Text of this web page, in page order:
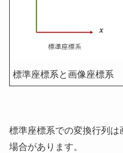
標準座標系と画像座標系
標準座標系での変換行列は
場合があります。